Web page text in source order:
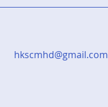
hkscmhd@gmail.com